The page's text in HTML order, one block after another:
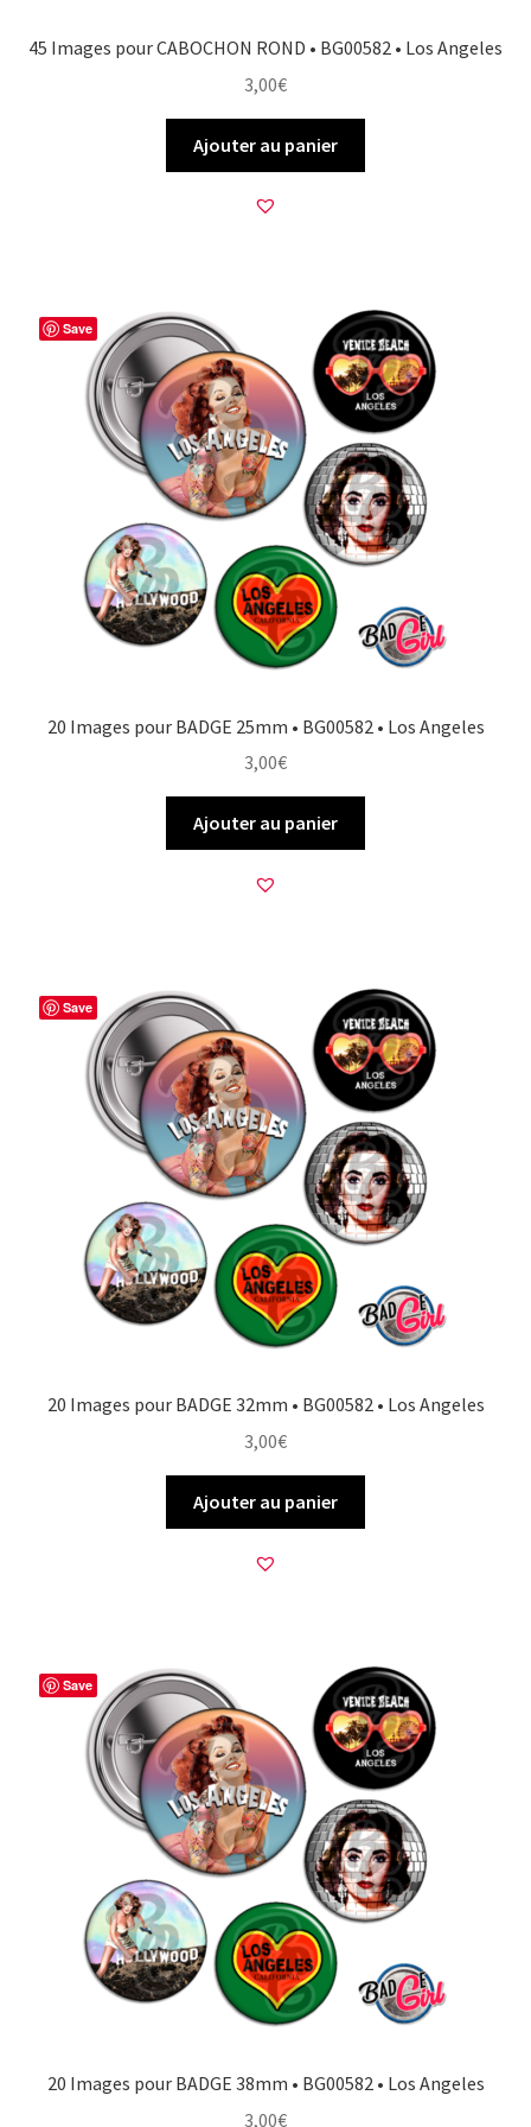
45 Images pour CABOCHON ROND • BG00582 • Los Angeles
3,00€
Ajouter au panier
Save
20 Images pour BADGE 25mm • BG00582 • Los Angeles
3,00€
Ajouter au panier
Save
20 Images pour BADGE 32mm • BG00582 • Los Angeles
3,00€
Ajouter au panier
Save
20 Images pour BADGE 38mm • BG00582 • Los Angeles
3,00€